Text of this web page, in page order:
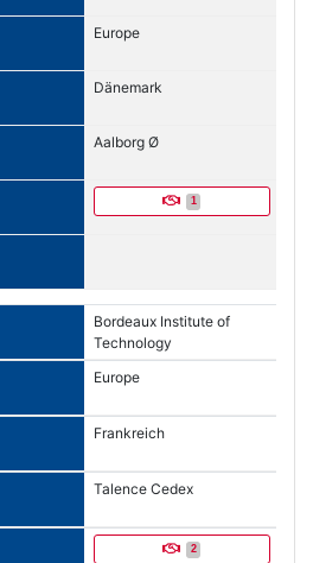
Europe
Dänemark
Aalborg Ø
1
Bordeaux Institute of
Technology
Europe
Frankreich
Talence Cedex
2